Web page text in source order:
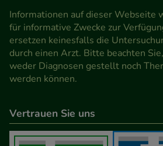
Informationen auf dieser Webseite
für informative Zwecke zur
ersetzen keinesfalls die
durch einen Arzt. Bitte beachten
weder Diagnosen gestellt noch
werden können.
Vertrauen Sie uns